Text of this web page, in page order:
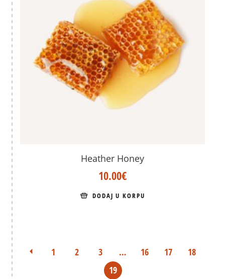
Heather Honey
10.00€
DODAJ U KORPU
1 2 3 … 16 17
18
19